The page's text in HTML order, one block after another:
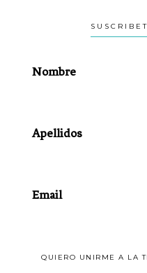
Nombre
Apellidos
Email